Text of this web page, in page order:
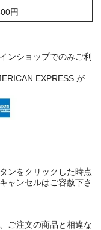
円
ンショップでのみご利
EXPRESS が
ンをクリックした時点
ャンセルはご容赦下さ
ご注文の商品と相違な